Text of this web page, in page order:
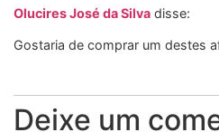
Olucires José da Silva disse:
Gostaria de comprar um destes
Deixe um